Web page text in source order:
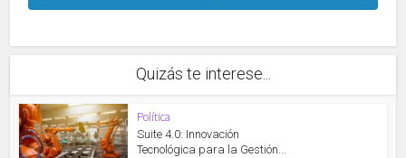
Quizás te interese...
Política
Suite 4.0: Innovación
Tecnológica para la Gestión...